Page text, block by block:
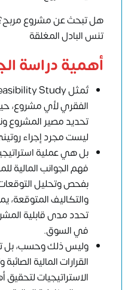
هل تبحث عن مشروع
تنس البادل المغلقة
أهمية دراسة
الفقري لأي مشروع،
تحديد مصير المشروع
ليست مجرد إجراء
بل هي عملية
فهم الجوانب المالية
بفحص وتحليل التوقعات
والتكاليف المتوقعة،
تحدد مدى قابلية
في السوق.
وليس ذلك وحسب، بل
القرارات المالية
الاستراتيجيات